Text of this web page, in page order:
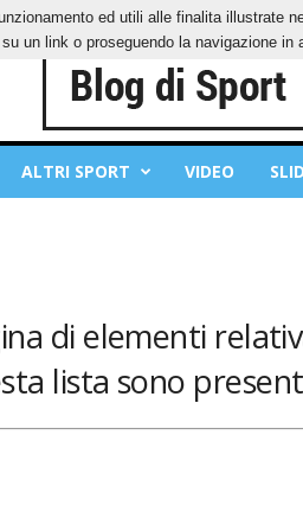
POLICY
ALTRI SPORT VIDEO
di elementi
lista sono
ed utili alle finalita illustrate
un link o proseguendo la navigazione